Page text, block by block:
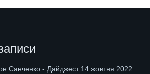
Санченко - Дайджест 14 жовтня 2022